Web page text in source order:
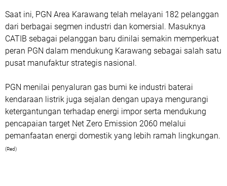
Saat ini, PGN Area Karawang telah melayani 182 pelanggan
dari berbagai segmen industri dan komersial. Masuknya
CATIB sebagai pelanggan baru dinilai semakin memperkuat
peran PGN dalam mendukung Karawang sebagai salah satu
pusat manufaktur strategis nasional.
PGN menilai penyaluran gas bumi ke industri baterai
kendaraan listrik juga sejalan dengan upaya mengurangi
ketergantungan terhadap energi impor serta mendukung
pencapaian target Net Zero Emission 2060 melalui
pemanfaatan energi domestik yang lebih ramah lingkungan.
(Red)